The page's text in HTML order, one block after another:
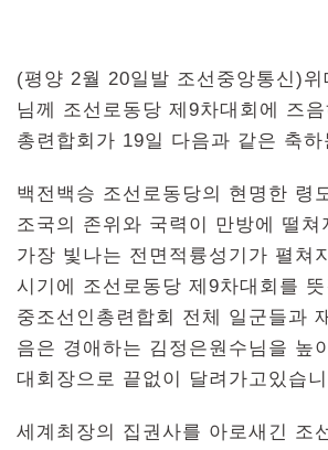
(평양 2월 20일발 조선중앙통신)
님께 조선로동당 제9차대회에 즈
총련합회가 19일 다음과 같은 축
백전백승 조선로동당의 현명한 령
조국의 존위와 국력이 만방에 떨쳐
가장 빛나는 전면적륭성기가 펼쳐
시기에 조선로동당 제9차대회를
중조선인총련합회 전체 일군들과
음은 경애하는 김정은원수님을 높
대회장으로 끝없이 달려가고있습
세계최장의 집권사를 아로새긴 조